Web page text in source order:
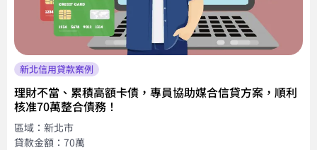
新北信用貸款案例
理財不當、累積高額卡債，專員協助媒合信貸方案，順利
核准70萬整合債務！
區域：新北市
貸款金額：70萬